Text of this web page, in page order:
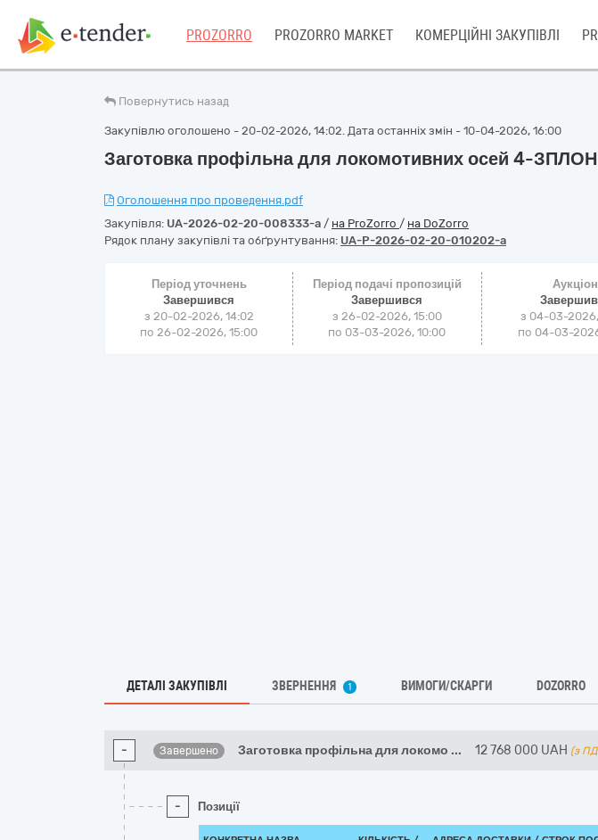
PROZORRO PROZORRO MARKET КОМЕРЦІЙНІ ЗАКУПІВЛІ
Повернутись назад
Закупівлю оголошено - 20-02-2026, 14:02. Дата останніх змін - 10-04-2026, 16:00
Заготовка профільна для локомотивних осей 4-ЗПЛОН
Оголошення про проведення.pdf
Закупівля: UA-2026-02-20-008333-a / на ProZorro / на DoZorro
Рядок плану закупівлі та обґрунтування: UA-P-2026-02-20-010202-a
Період уточнень
Завершився
з 20-02-2026, 14:02
по 26-02-2026, 15:00
Період подачі пропозицій
Завершився
з 26-02-2026, 15:00
по 03-03-2026, 10:00
Аукціон
з 04-03-
по 04-03-
ДЕТАЛІ ЗАКУПІВЛІ ЗВЕРНЕННЯ 1 ВИМОГИ/СКАРГИ DOZORRO
- Завершено Заготовка профільна для локомо ... 12 768 000 UAH (з
- Позиції